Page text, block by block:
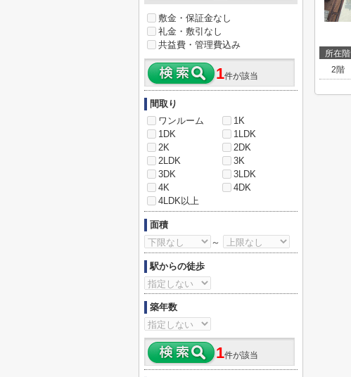
所在階
2階
敷金・保証金なし
礼金・敷引なし
共益費・管理費込み
1件が該当
間取り
ワンルーム
1K
1DK
1LDK
2K
2DK
2LDK
3K
3DK
3LDK
4K
4DK
4LDK以上
面積
～
駅からの徒歩
築年数
1件が該当